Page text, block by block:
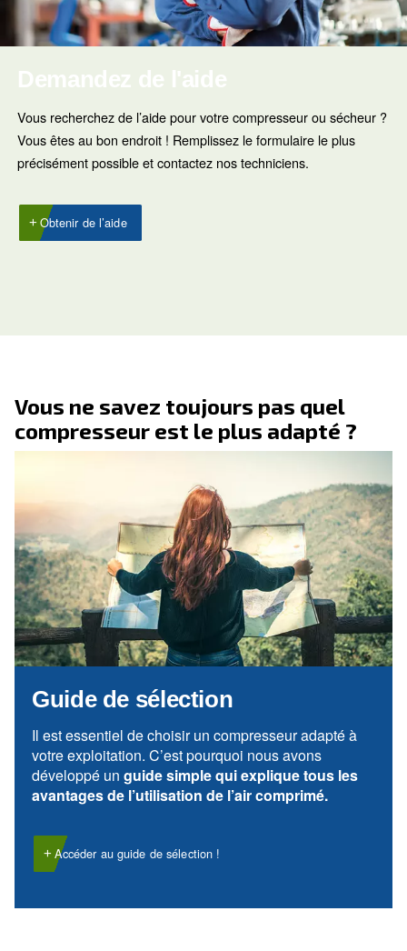
Demandez de l'aide
Vous recherchez de l’aide pour votre compresseur
Vous êtes au bon endroit ! Remplissez le formulaire
Obtenir de l’aide